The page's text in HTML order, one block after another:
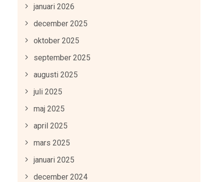
januari 2026
december 2025
oktober 2025
september 2025
augusti 2025
juli 2025
maj 2025
april 2025
mars 2025
januari 2025
december 2024